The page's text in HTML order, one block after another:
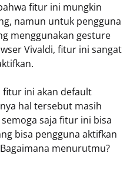
fitur ini mungkin
namun untuk pengguna
menggunakan gesture
Vivaldi, fitur ini sangat
fitur ini akan default
hal tersebut masih
saja fitur ini bisa
bisa pengguna aktifkan
menurutmu?